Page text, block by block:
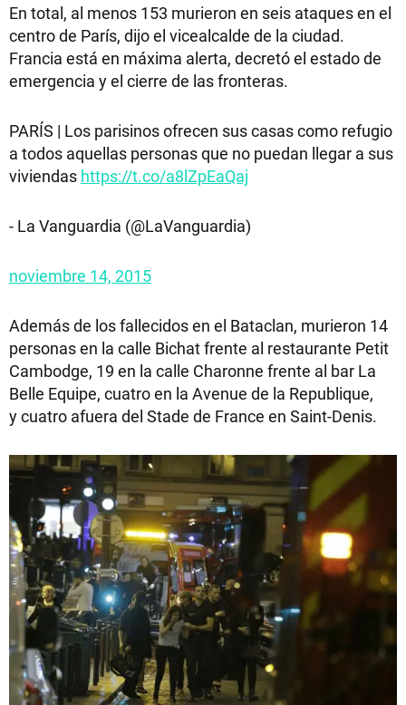
En total, al menos 153 murieron en seis ataques en el
centro de París, dijo el vicealcalde de la ciudad.
Francia está en máxima alerta, decretó el estado de
emergencia y el cierre de las fronteras.
PARÍS | Los parisinos ofrecen sus casas como refugio
a todos aquellas personas que no puedan llegar a sus
viviendas https://t.co/a8lZpEaQaj
- La Vanguardia (@LaVanguardia)
noviembre 14, 2015
Además de los fallecidos en el Bataclan, murieron 14
personas en la calle Bichat frente al restaurante Petit
Cambodge, 19 en la calle Charonne frente al bar La
Belle Equipe, cuatro en la Avenue de la Republique,
y cuatro afuera del Stade de France en Saint-Denis.